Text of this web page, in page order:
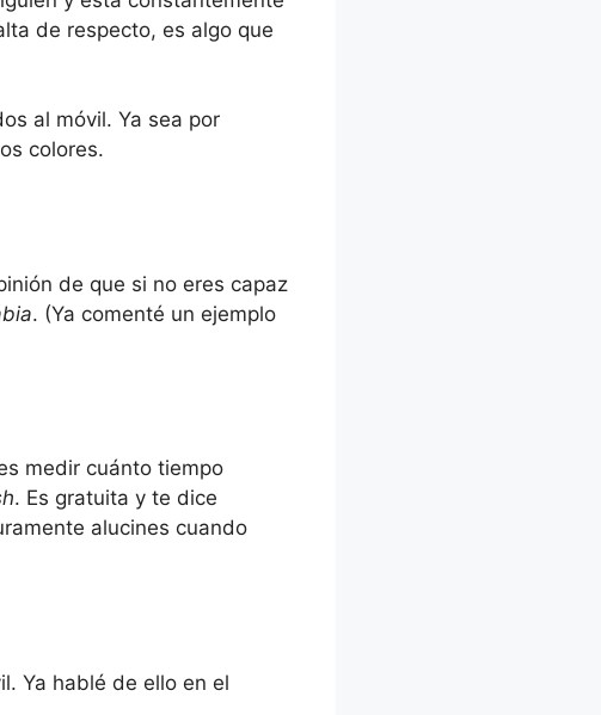
de respecto, es algo que
al móvil. Ya sea por
colores.
de que si no eres capaz
. (Ya comenté un ejemplo
medir cuánto tiempo
. Es gratuita y te dice
alucines cuando
Ya hablé de ello en el